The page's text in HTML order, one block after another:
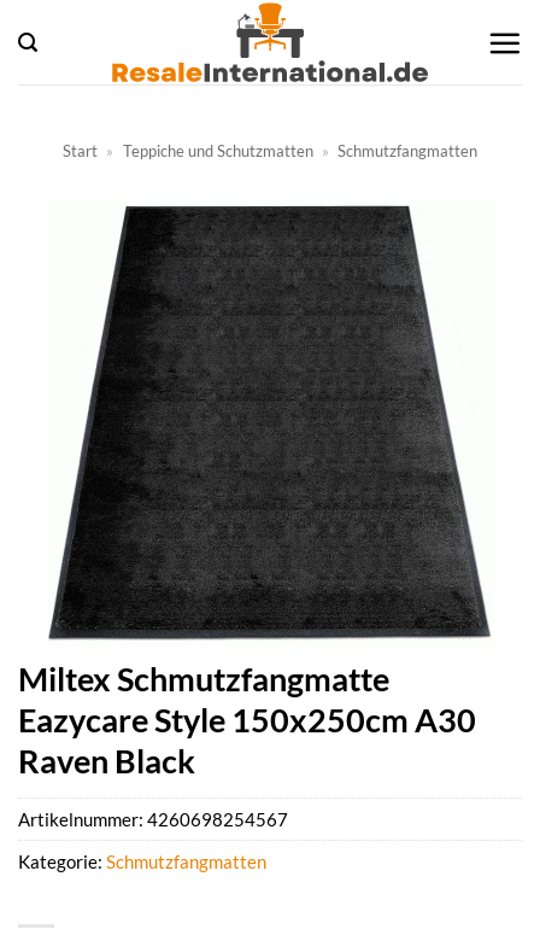
Inhalt
springen
Start » Teppiche und Schutzmatten » Schmutzfangmatten
Miltex Schmutzfangmatte
Eazycare Style 150x250cm A30
Raven Black
Artikelnummer: 4260698254567
Kategorie: Schmutzfangmatten